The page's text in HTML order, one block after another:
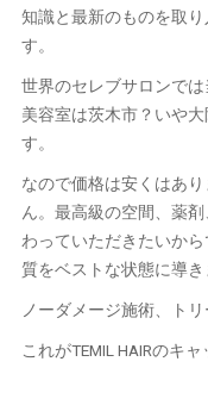
知識と最新のものを取
す。
世界のセレブサロンで
美容室は茨木市？いや
す。
なので価格は安くはあ
ん。最高級の空間、薬
わっていただきたいか
質をベストな状態に導き
ノーダメージ施術、ト
これがTEMIL HAIRのキ